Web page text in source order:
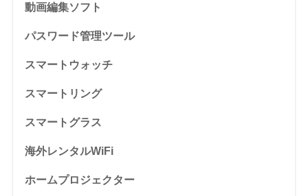
動画編集ソフト
パスワード管理ツール
スマートウォッチ
スマートリング
スマートグラス
海外レンタルWiFi
ホームプロジェクター